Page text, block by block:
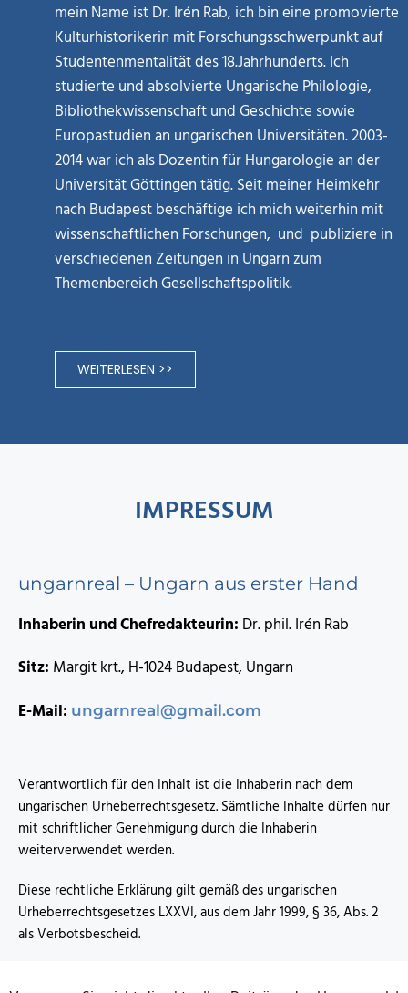
mein Name ist Dr. Irén Rab, ich bin eine promovierte
Kulturhistorikerin mit Forschungsschwerpunkt auf
Studentenmentalität des 18.Jahrhunderts. Ich
studierte und absolvierte Ungarische Philologie,
Bibliothekwissenschaft und Geschichte sowie
Europastudien an ungarischen Universitäten. 2003-
2014 war ich als Dozentin für Hungarologie an der
Universität Göttingen tätig. Seit meiner Heimkehr
nach Budapest beschäftige ich mich weiterhin mit
wissenschaftlichen Forschungen, und publiziere in
verschiedenen Zeitungen in Ungarn zum
Themenbereich Gesellschaftspolitik.
WEITERLESEN >>
IMPRESSUM
ungarnreal – Ungarn aus erster Hand
Inhaberin und Chefredakteurin: Dr. phil. Irén Rab
Sitz: Margit krt., H-1024 Budapest, Ungarn
E-Mail: ungarnreal@gmail.com
Verantwortlich für den Inhalt ist die Inhaberin nach dem
ungarischen Urheberrechtsgesetz. Sämtliche Inhalte dürfen nur
mit schriftlicher Genehmigung durch die Inhaberin
weiterverwendet werden.
Diese rechtliche Erklärung gilt gemäß des ungarischen
Urheberrechtsgesetzes LXXVI, aus dem Jahr 1999, § 36, Abs. 2
als Verbotsbescheid.